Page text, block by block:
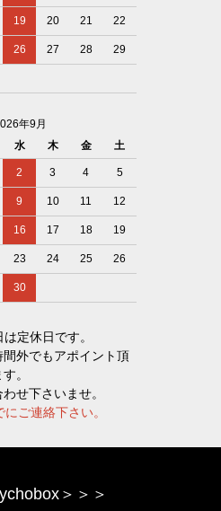
19 20 21 22
26 27 28 29
年9月
水 木 金 土
2 3 4 5
9 10 11 12
16 17 18 19
23 24 25 26
30
定休日です。
外でもアポイント頂
。
せ下さいませ。
ご連絡下さい。
＞＞＞